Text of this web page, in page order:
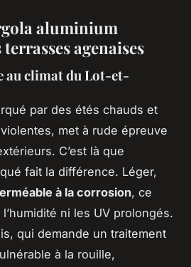
aluminium
agenaises
au climat du Lot-et-
par des étés chauds et
met à rude épreuve
C’est là que
fait la différence. Léger,
à la corrosion, ce
ni les UV prolongés.
qui demande un traitement
à la rouille,